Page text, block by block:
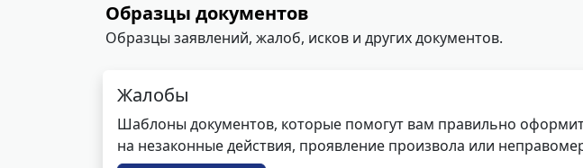
Образцы документов
Образцы заявлений, жалоб, исков и других документов.
Жалобы
Шаблоны документов, которые помогут вам правильно
на незаконные действия, проявление произвола или